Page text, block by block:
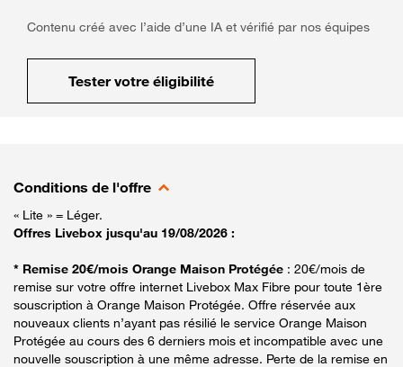
Contenu créé avec l’aide d’une IA et vérifié par nos équipes
Tester votre éligibilité
Conditions de l'offre
« Lite » = Léger.
Offres Livebox jusqu'au 19/08/2026 :
* Remise 20€/mois Orange Maison Protégée : 20€/mois de
remise sur votre offre internet Livebox Max Fibre pour toute 1ère
souscription à Orange Maison Protégée. Offre réservée aux
nouveaux clients n’ayant pas résilié le service Orange Maison
Protégée au cours des 6 derniers mois et incompatible avec une
nouvelle souscription à une même adresse. Perte de la remise en